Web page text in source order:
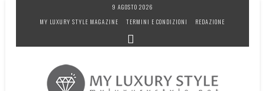
9 AGOSTO 2026
MY LUXURY STYLE MAGAZINE
TERMINI E CONDIZIONI REDAZIONE